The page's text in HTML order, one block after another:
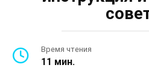
Время чтения
11 мин.